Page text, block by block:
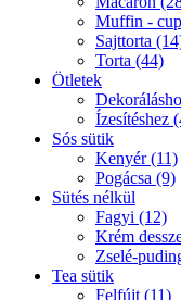
Muffin -
Sajttorta
Torta (44)
Ötletek
Ízesítéshez
Sós sütik
Kenyér(11)
Pogácsa (9)
Sütés nélkül
Fagyi (12)
Krém
Zselé-
Tea sütik
Felfújt (11)